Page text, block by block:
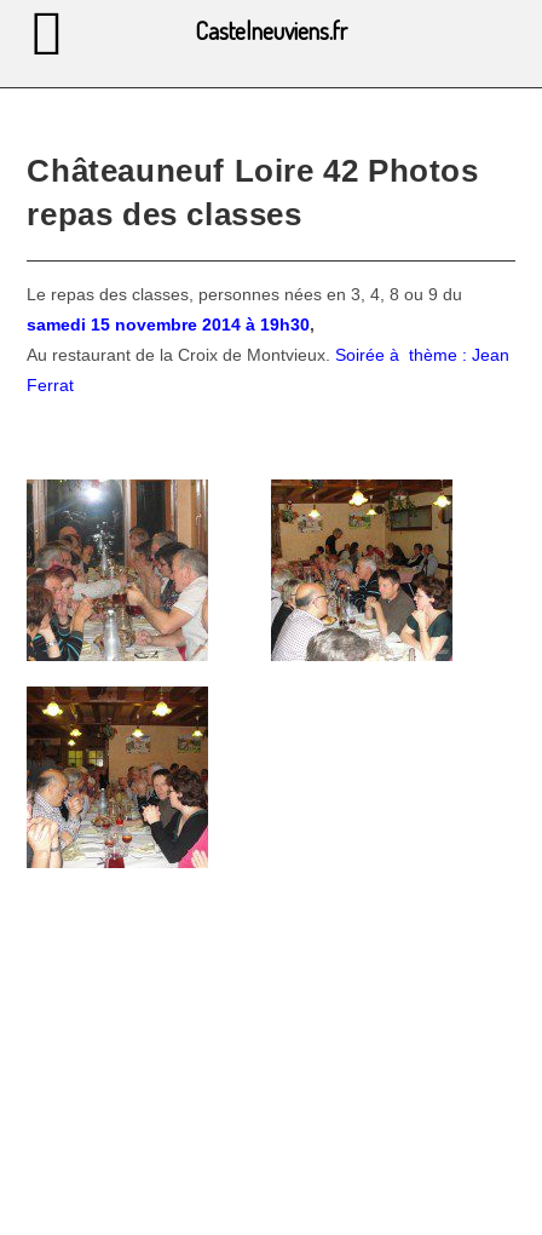
Châteauneuf Loire 42 Photos
repas des classes
Le repas des classes, personnes nées en 3, 4, 8 ou 9 du
samedi 15 novembre 2014 à 19h30,
Au restaurant de la Croix de Montvieux.Soirée à thème : Jean
Ferrat
Castelneuviens.fr